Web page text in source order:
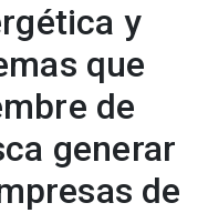
y
que
de
generar
de